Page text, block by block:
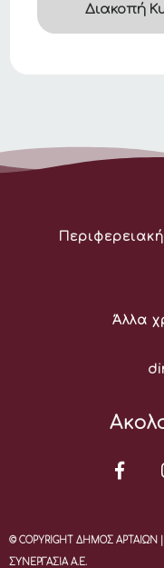
Διακοπή
Διεύθυνση:
Άλλα
© COPYRIGHT ΔΗΜΟΣ ΑΡΤΑΙΩΝ |
ΣΥΝΕΡΓΑΣΙΑ Α.Ε.